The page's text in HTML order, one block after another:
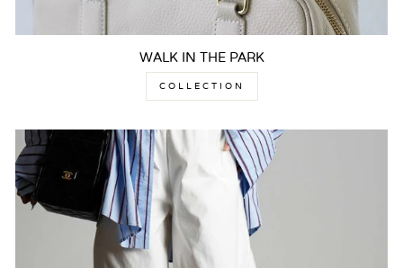
WALK IN THE PARK
COLLECTION